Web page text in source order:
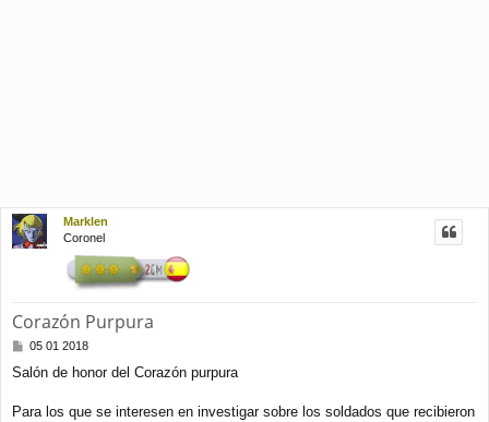
Marklen
Coronel
Corazón Purpura
M
n
a
05 01 2018
Salón de honor del Corazón purpura
Para los que se interesen en investigar sobre los soldados que recibieron